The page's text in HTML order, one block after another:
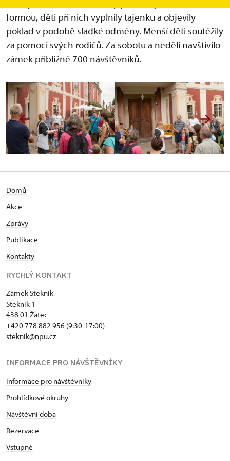
formou, děti při nich vyplnily tajenku a objevily
poklad v podobě sladké odměny. Menší děti soutěžily
za pomoci svých rodičů. Za sobotu a neděli navštívilo
zámek přibližně 700 návštěvníků.
Domů
Akce
Zprávy
Publikace
Kontakty
RYCHLÝ KONTAKT
Zámek Stekník
Stekník 1
438 01 Žatec
+420 778 882 956 (9:30-17:00)
steknik@npu.cz
INFORMACE PRO NÁVŠTĚVNÍKY
Informace pro návštěvníky
Prohlídkové okruhy
Návštěvní doba
Rezervace
Vstupné